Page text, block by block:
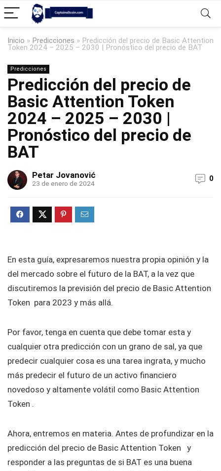
Inicio » Predicciones » Predicción del precio de Basic Attention
Token 2024 – 2025 – 2030 | Pronóstico del precio de BAT
Predicciones
Predicción del precio de
Basic Attention Token
2024 – 2025 – 2030 |
Pronóstico del precio de
BAT
Petar Jovanović
23 de enero de 2024
0
En esta guía, expresaremos nuestra propia opinión y la
del mercado sobre el futuro de la BAT, a la vez que
discutiremos la previsión del precio de Basic Attention
Token para 2023 y más allá.
Por favor, tenga en cuenta que debe tomar esta y
cualquier otra predicción con un grano de sal, ya que
predecir cualquier cosa es una tarea ingrata, y mucho
más predecir el futuro de un activo financiero
novedoso y altamente volátil como Basic Attention
Token .
Ahora, entremos en materia. Antes de profundizar en la
predicción del precio de Basic Attention Token y
responder a las preguntas de si BAT es una buena